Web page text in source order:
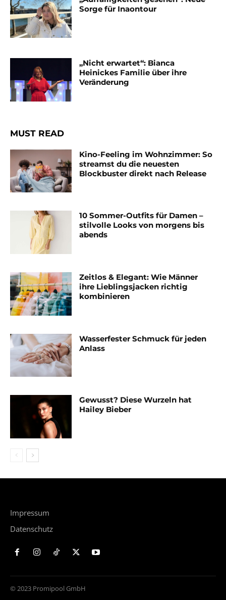
Sorge für Inaontour
„Nicht erwartet“: Bianca
Heinickes Familie über ihre
Veränderung
MUST READ
Kino-Feeling im Wohnzimmer: So
streamst du die neuesten
Blockbuster direkt nach Release
10 Sommer-Outfits für Damen –
stilvolle Looks von morgens bis
abends
Zeitlos & Elegant: Wie Männer
ihre Lieblingsjacken richtig
kombinieren
Wasserfester Schmuck für jeden
Anlass
Gewusst? Diese Wurzeln hat
Hailey Bieber
Impressum
Datenschutz
© 2023 Promipool GmbH